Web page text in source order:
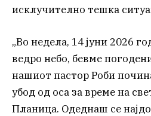
исклучително тешка
„Во недела, 14 јуни 2026
ведро небо, бевме
нашиот пастор Роби
убод од оса за време на
Планица. Одеднаш се